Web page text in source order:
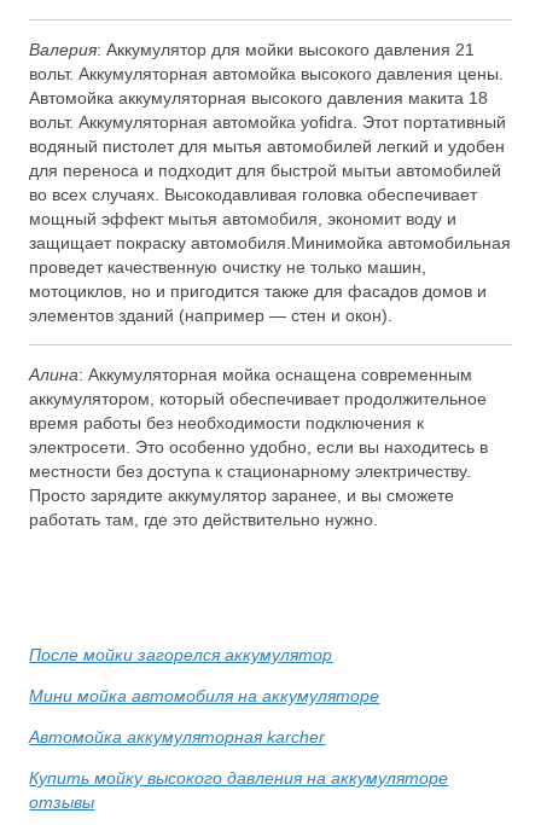
Валерия: Аккумулятор для мойки высокого давления 21
вольт. Аккумуляторная автомойка высокого давления цены.
Автомойка аккумуляторная высокого давления макита 18
вольт. Аккумуляторная автомойка yofidra. Этот портативный
водяный пистолет для мытья автомобилей легкий и удобен
для переноса и подходит для быстрой мытьи автомобилей
во всех случаях. Высокодавливая головка обеспечивает
мощный эффект мытья автомобиля, экономит воду и
защищает покраску автомобиля.Минимойка автомобильная
проведет качественную очистку не только машин,
мотоциклов, но и пригодится также для фасадов домов и
элементов зданий (например — стен и окон).
Алина: Аккумуляторная мойка оснащена современным
аккумулятором, который обеспечивает продолжительное
время работы без необходимости подключения к
электросети. Это особенно удобно, если вы находитесь в
местности без доступа к стационарному электричеству.
Просто зарядите аккумулятор заранее, и вы сможете
работать там, где это действительно нужно.
После мойки загорелся аккумулятор
Мини мойка автомобиля на аккумуляторе
Автомойка аккумуляторная karcher
Купить мойку высокого давления на аккумуляторе
отзывы